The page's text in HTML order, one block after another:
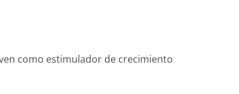
como estimulador de crecimiento